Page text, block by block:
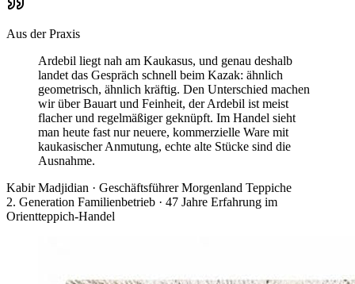
Aus der Praxis
Ardebil liegt nah am Kaukasus, und genau deshalb
landet das Gespräch schnell beim Kazak: ähnlich
geometrisch, ähnlich kräftig. Den Unterschied machen
wir über Bauart und Feinheit, der Ardebil ist meist
flacher und regelmäßiger geknüpft. Im Handel sieht
man heute fast nur neuere, kommerzielle Ware mit
kaukasischer Anmutung, echte alte Stücke sind die
Ausnahme.
Kabir Madjidian · Geschäftsführer Morgenland Teppiche
2. Generation Familienbetrieb · 47 Jahre Erfahrung im
Orientteppich-Handel